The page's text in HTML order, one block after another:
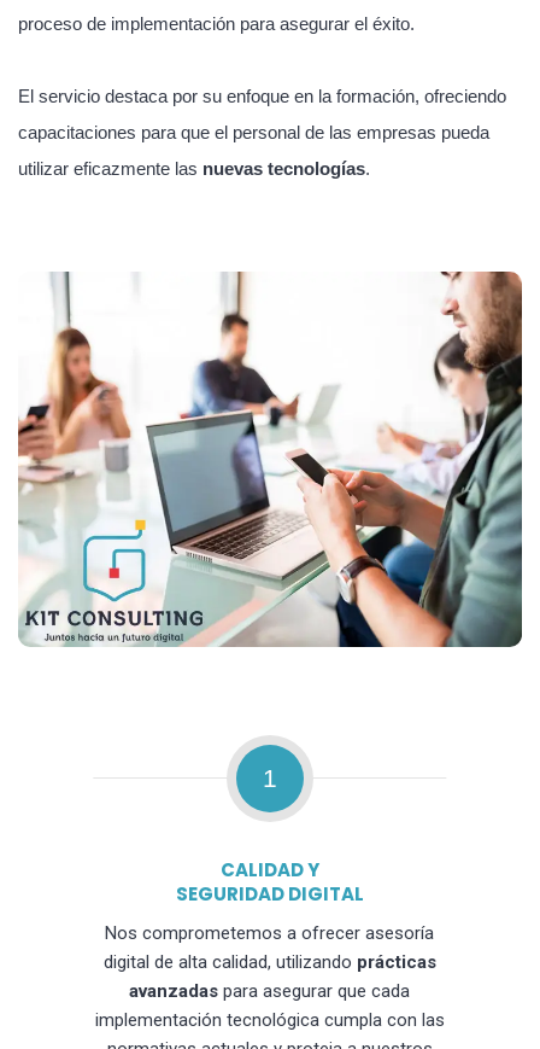
proceso de implementación para asegurar el éxito.
El servicio destaca por su enfoque en la formación, ofreciendo
capacitaciones para que el personal de las empresas pueda
utilizar eficazmente las nuevas tecnologías.
1
CALIDAD Y
SEGURIDAD DIGITAL
Nos comprometemos a ofrecer asesoría
digital de alta calidad, utilizando prácticas
avanzadas para asegurar que cada
implementación tecnológica cumpla con las